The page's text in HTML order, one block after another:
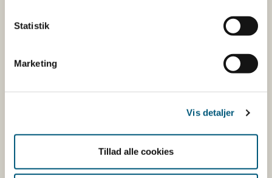
Statistik
Marketing
Vis detaljer
Tillad alle cookies
Tlf. 72 2​​​7 69 00
Betaling af regning
Onsdag: 9-12
Torsdag: 9-12 og 13-15